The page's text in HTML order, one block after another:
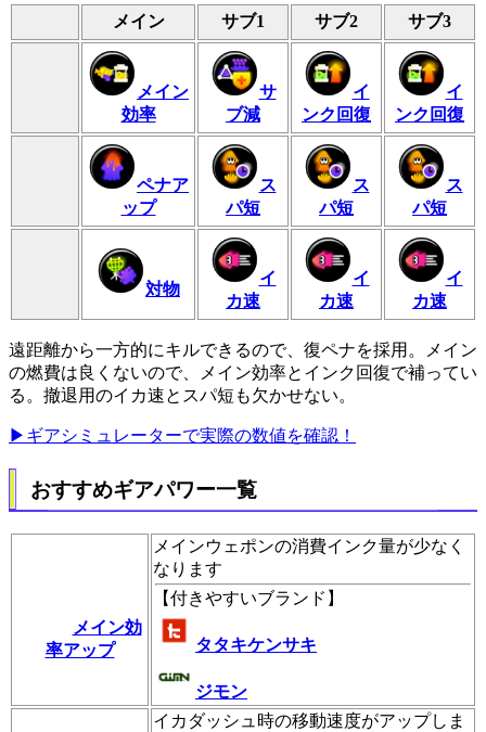
メイン サブ1 サブ2 サブ3
メイン
効率
サ
ブ減
イ
ンク回復
イ
ンク回復
ペナア
ップ
ス
パ短
ス
パ短
ス
パ短
対物
イ
カ速
イ
カ速
イ
カ速
遠距離から一方的にキルできるので、復ペナを採用。メイン
の燃費は良くないので、メイン効率とインク回復で補ってい
る。撤退用のイカ速とスパ短も欠かせない。
▶ギアシミュレーターで実際の数値を確認！
おすすめギアパワー一覧
メイン効
率アップ
メインウェポンの消費インク量が少なく
なります
【付きやすいブランド 】
タタキケンサキ
ジモン
イカダッシュ時の移動速度がアップしま